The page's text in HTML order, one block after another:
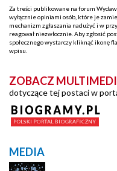
Za treści publikowane na forum
wyłącznie opiniami osób, które je
mechanizm zgłaszania nadużyć i w
reagował niezwłocznie. Aby zgłosić
społecznego wystarczy kliknąć ikonę
wpisu.
ZOBACZ
dotyczące tej postaci w
MEDIA